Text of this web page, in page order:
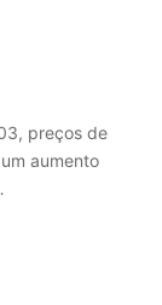
preços de
aumento